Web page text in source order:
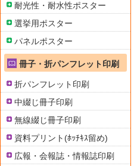
耐光性・耐水性ポスター
選挙用ポスター
パネルポスター
冊子・折パンフレット印刷
折パンフレット印刷
中綴じ冊子印刷
無線綴じ冊子印刷
資料プリント(ﾎｯﾁｷｽ留め)
広報・会報誌・情報誌印刷